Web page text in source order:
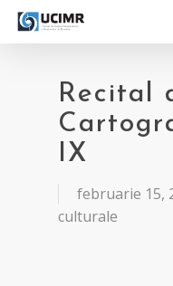
Skip
Recital
IX
februarie 15,
culturale